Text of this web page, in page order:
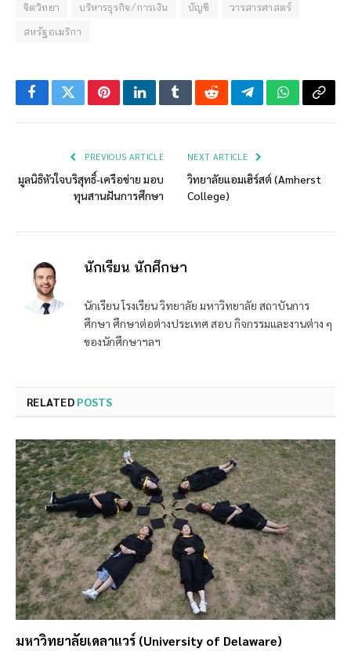
จิตวิทยา
บริหารธุรกิจ/การเงิน บัญชี
วารสารศาสตร์
สหรัฐอเมริกา
FacebookTwitterPinterestLinkedInTumblrRedditTelegramWhatsApp
Copy
PREVIOUS ARTICLE
มูลนิธิหัวใจบริสุทธิ์-เครือข่าย มอบ
ทุนสานฝันการศึกษา
NEXT ARTICLE
วิทยาลัยแอมเฮิร์สต์ (Amherst
College)
นักเรียน นักศึกษา
นักเรียน โรงเรียน วิทยาลัย มหาวิทยาลัย สถาบันการ
ศึกษา ศึกษาต่อต่างประเทศ สอบ กิจกรรมและงานต่าง ๆ
ของนักศึกษาฯลฯ
RELATED POSTS
มหาวิทยาลัยเดลาแวร์ (University of Delaware)